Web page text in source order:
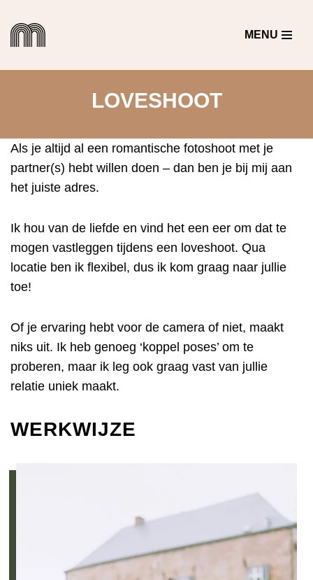
MENU
LOVESHOOT
Als je altijd al een romantische fotoshoot met je
partner(s) hebt willen doen – dan ben je bij mij aan
het juiste adres.
Ik hou van de liefde en vind het een eer om dat te
mogen vastleggen tijdens een loveshoot. Qua
locatie ben ik flexibel, dus ik kom graag naar jullie
toe!
Of je ervaring hebt voor de camera of niet, maakt
niks uit. Ik heb genoeg ‘koppel poses’ om te
proberen, maar ik leg ook graag vast van jullie
relatie uniek maakt.
WERKWIJZE